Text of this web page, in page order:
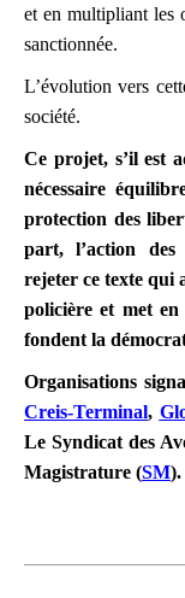
et en multipliant les
sanctionnée.
L’évolution vers
société.
Ce projet, s’il est
nécessaire
protection des
part, l’action des
rejeter ce texte qui
policière et met
fondent la
Organisations
Creis-Terminal,
Le Syndicat des
Magistrature (SM).